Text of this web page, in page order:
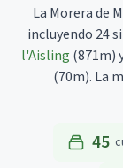
La Morera de
incluyendo 24
l'Aisling (871m)
(70m). La
45